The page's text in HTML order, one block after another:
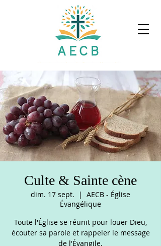
Culte & Sainte cène
dim. 17 sept.
  |
AECB - Église
Évangélique
Toute l'Église se réunit pour louer Dieu,
écouter sa parole et rappeler le message
de l'Évangile.